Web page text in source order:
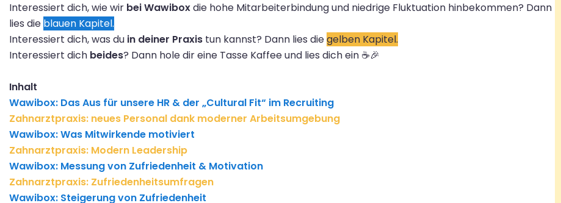
Interessiert dich, wie wir bei Wawiboxdie hohe Mitarbeiterbindung und niedrige Fluktuation hinbekommen? Dann
lies die blauen Kapitel.
Interessiert dich, was du in deiner Praxis tun kannst? Dann lies diegelben Kapitel.
Interessiert dich beides? Dann hole dir eine Tasse Kaffee und lies dich ein ☕🎉
Inhalt
Wawibox: Das Aus für unsere HR & der „Cultural Fit“ im Recruiting
Zahnarztpraxis: neues Personal dank moderner Arbeitsumgebung
Wawibox: Was Mitwirkende motiviert
Zahnarztpraxis: Modern Leadership
Wawibox: Messung von Zufriedenheit & Motivation
Zahnarztpraxis: Zufriedenheitsumfragen
Wawibox: Steigerung von Zufriedenheit